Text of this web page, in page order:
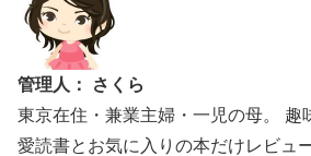
管理人： さくら
東京在住・兼業主婦・一児の母。 趣
愛読書とお気に入りの本だけレビュ